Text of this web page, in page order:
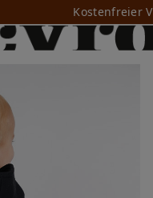
Kostenfreier